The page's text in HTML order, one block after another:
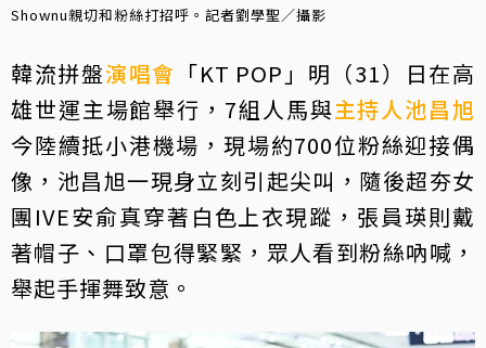
Shownu親切和粉絲打招呼。記者劉學聖／攝影
韓流拼盤演唱會 「KT POP」明（31）日在高
雄世運主場館舉行，7組人馬與主持人池昌旭
今陸續抵小港機場，現場約700位粉絲迎接偶
像，池昌旭一現身立刻引起尖叫，隨後超夯女
團IVE安俞真穿著白色上衣現蹤，張員瑛則戴
著帽子、口罩包得緊緊，眾人看到粉絲吶喊，
舉起手揮舞致意。